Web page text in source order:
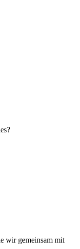
wir gemeinsam mit